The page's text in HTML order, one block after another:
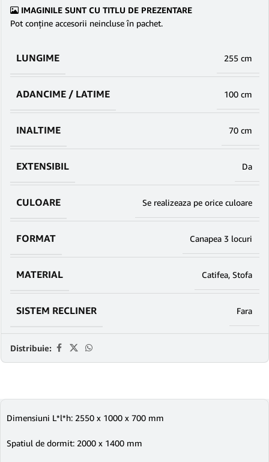
IMAGINILE SUNT CU TITLU DE PREZENTARE
Pot conține accesorii neincluse în pachet.
LUNGIME 255 cm
ADANCIME / LATIME 100 cm
INALTIME 70 cm
EXTENSIBIL Da
CULOARE Se realizeaza pe orice culoare
FORMAT Canapea 3 locuri
MATERIAL Catifea, Stofa
SISTEM RECLINER Fara
Distribuie:
Dimensiuni L*l*h: 2550 x 1000 x 700 mm
Spatiul de dormit: 2000 x 1400 mm